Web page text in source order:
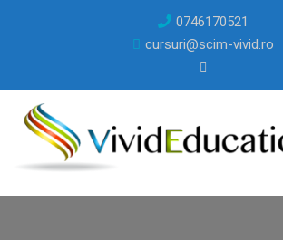
0746170521
cursuri@scim-vivid.ro